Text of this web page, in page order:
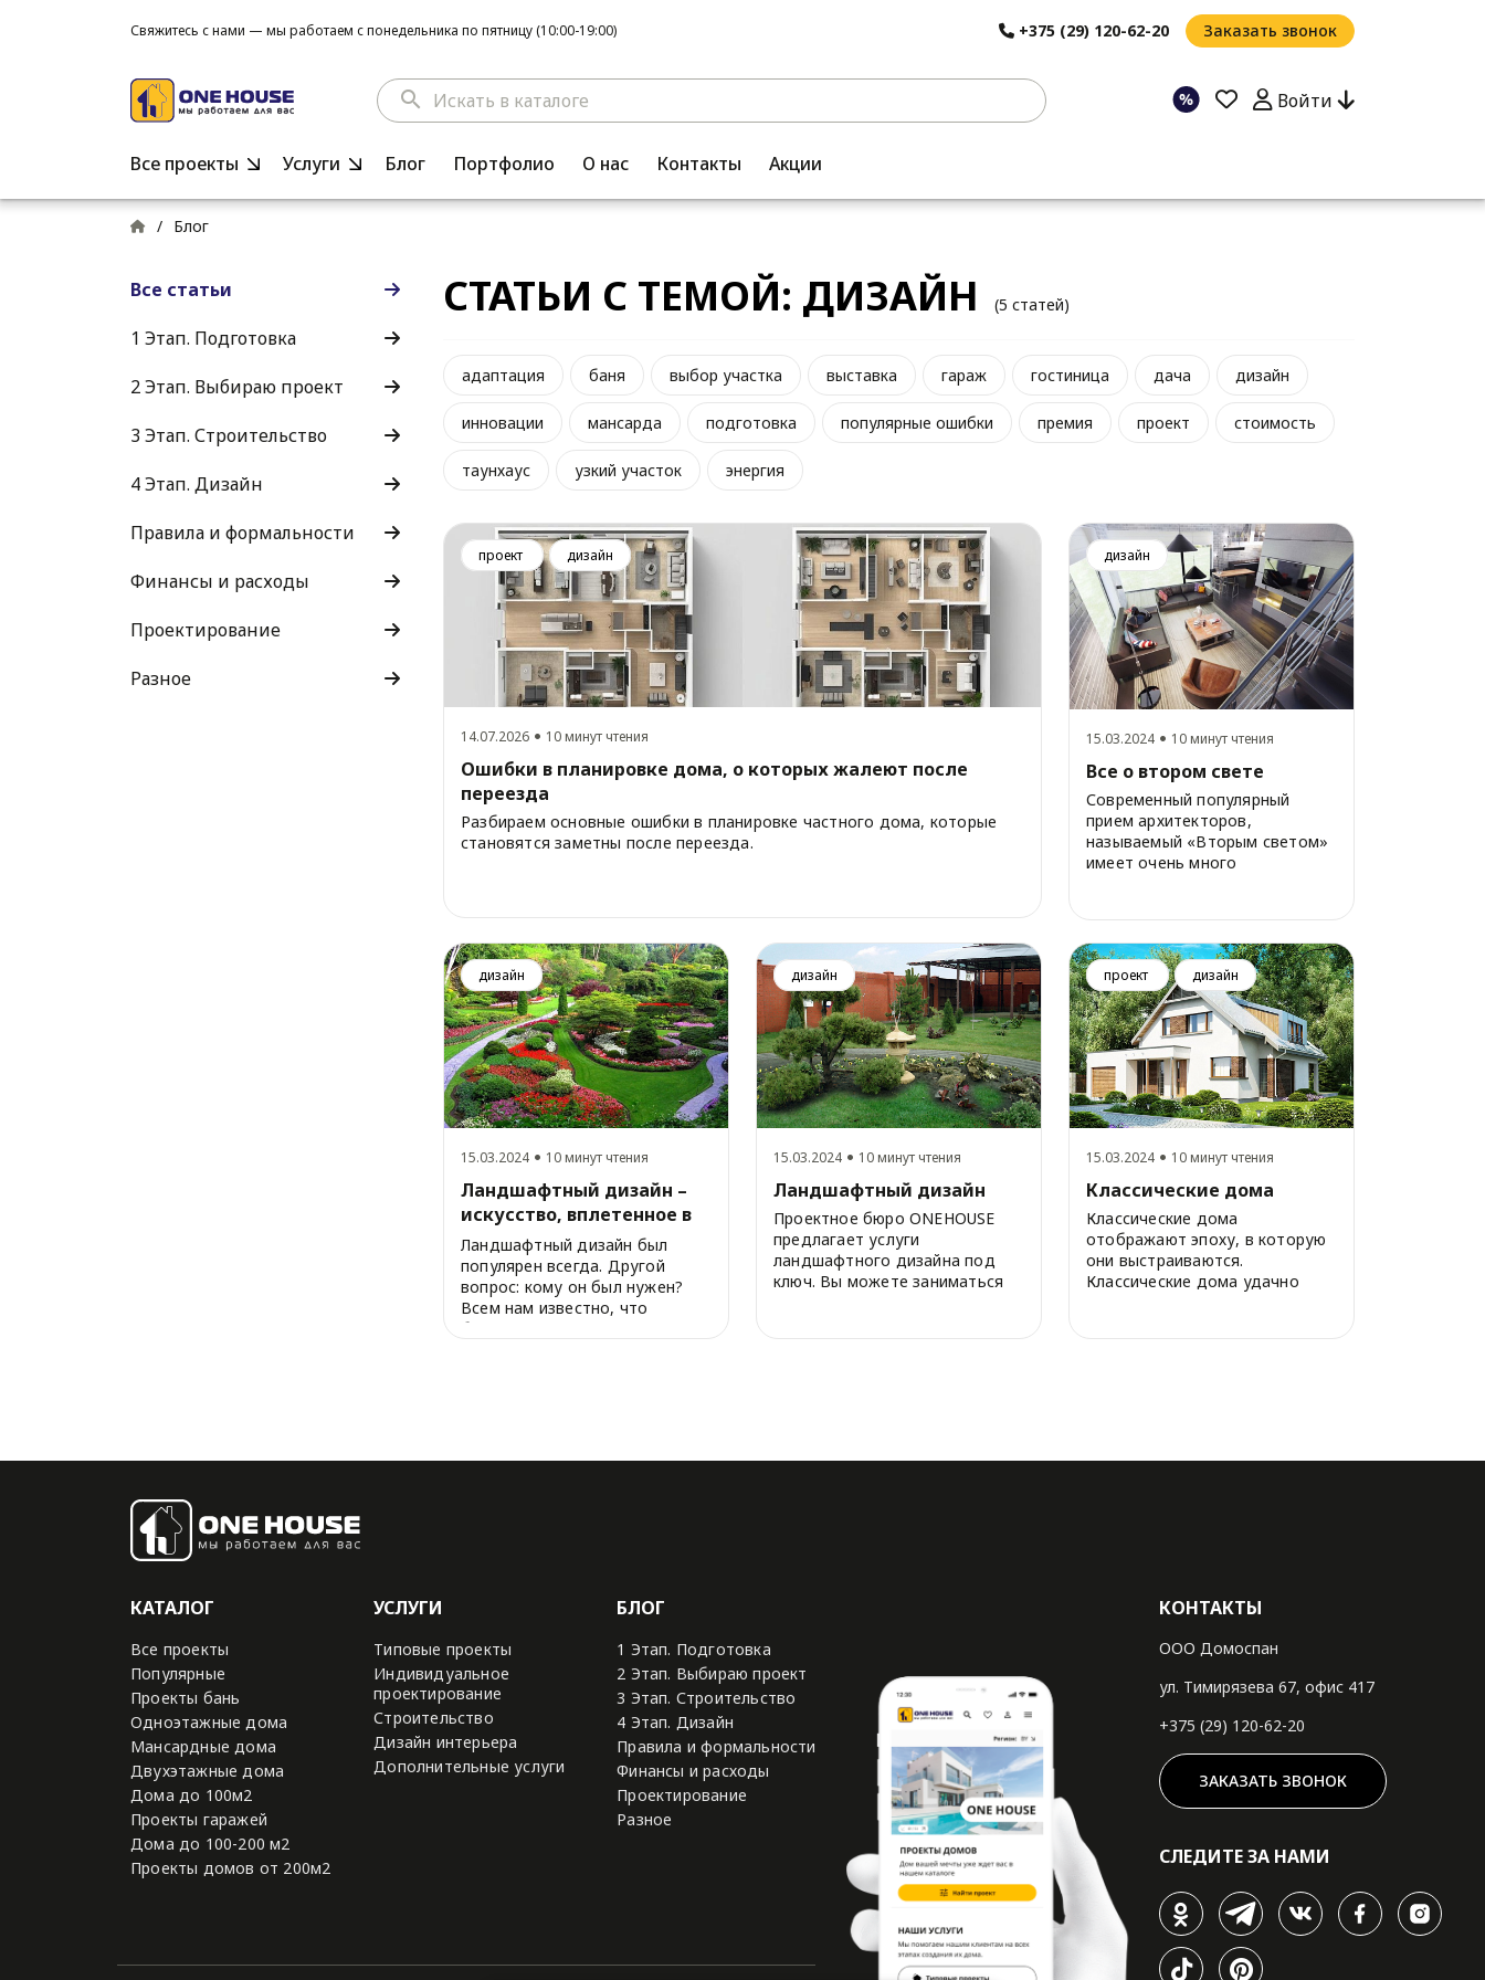
Свяжитесь с нами — мы работаем с понедельника по пятницу (10:00-19:00) +375 (29) 120-62-20 Заказать звонок
search Войти
Все проекты Услуги Блог Портфолио О нас Контакты Акции
/ Блог
Все статьи
1 Этап. Подготовка
2 Этап. Выбираю проект
3 Этап. Строительство
4 Этап. Дизайн
Правила и формальности
Финансы и расходы
Проектирование
Разное
СТАТЬИ С ТЕМОЙ: ДИЗАЙН (5 статей)
адаптация баня выбор участка выставка гараж гостиница дача дизайн
инновации мансарда подготовка популярные ошибки премия проект стоимость
таунхаус узкий участок энергия
проект дизайн
14.07.2026 10 минут чтения
Ошибки в планировке дома, о которых жалеют после
переезда
Разбираем основные ошибки в планировке частного дома, которые
становятся заметны после переезда.
дизайн
15.03.2024 10 минут чтения
Все о втором свете
Современный популярный
прием архитекторов,
называемый «Вторым светом»
имеет очень много
дизайн
15.03.2024 10 минут чтения
Ландшафтный дизайн –
искусство, вплетенное в
века
Ландшафтный дизайн был
популярен всегда. Другой
вопрос: кому он был нужен?
Всем нам известно, что
богатые королевские се...
дизайн
15.03.2024 10 минут чтения
Ландшафтный дизайн
Проектное бюро ONEHOUSE
предлагает услуги
ландшафтного дизайна под
ключ. Вы можете заниматься
проект дизайн
15.03.2024 10 минут чтения
Классические дома
Классические дома
отображают эпоху, в которую
они выстраиваются.
Классические дома удачно
КАТАЛОГ
Все проекты
Популярные
Проекты бань
Одноэтажные дома
Мансардные дома
Двухэтажные дома
Дома до 100м2
Проекты гаражей
Дома до 100-200 м2
Проекты домов от 200м2
УСЛУГИ
Типовые проекты
Индивидуальное
проектирование
Строительство
Дизайн интерьера
Дополнительные услуги
БЛОГ
1 Этап. Подготовка
2 Этап. Выбираю проект
3 Этап. Строительство
4 Этап. Дизайн
Правила и формальности
Финансы и расходы
Проектирование
Разное
КОНТАКТЫ
ООО Домоспан
ул. Тимирязева 67, офис 417
+375 (29) 120-62-20
ЗАКАЗАТЬ ЗВОНОК
СЛЕДИТЕ ЗА НАМИ